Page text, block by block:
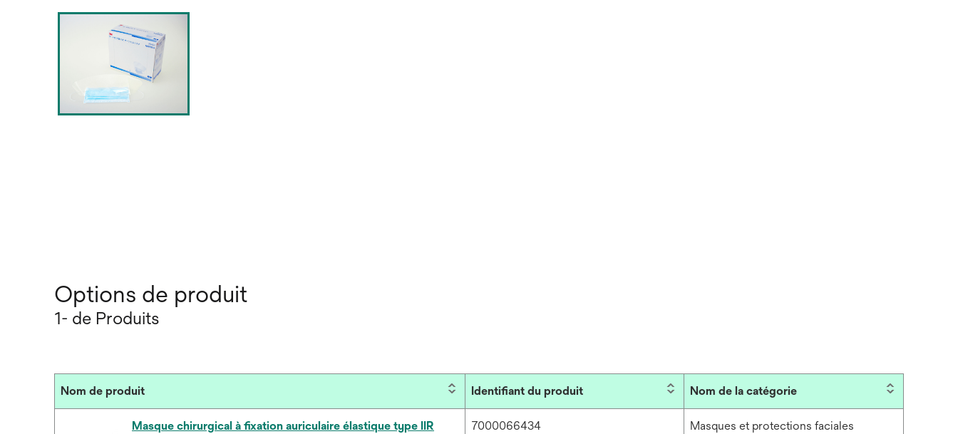
Options de produit
1- de Produits
Nom de produit Identifiant du produit Nom de la catégorie
Masque chirurgical à fixation auriculaire élastique type IIR
7000066434 Masques et protections faciales